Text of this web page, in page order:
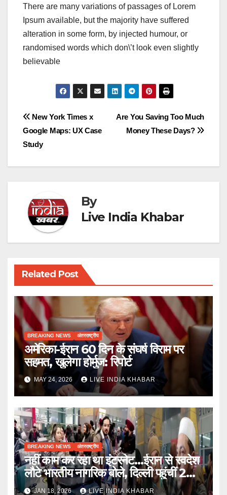
There are many variations of passages of Lorem
Ipsum available, but the majority have suffered
alteration in some form, by injected humour, or
randomised words which don\’t look even slightly
believable
Post
navigation
Are You Saving Too Much
Money These Days?
New York Times x
Google Maps: UX Case
Study
By
Live India Khabar
Related Post
BREAKING NEWS अंतरराष्ट्रीय
अमेरिका-ईरान 60 दिन के संघर्ष विराम पर
सहमत, खुलेगा होर्मुज: रिपोर्ट
MAY 24, 2026 LIVE INDIA KHABAR
BREAKING NEWS अंतरराष्ट्रीय
नहीं काम कर रहा था इंटरनेट…ईरान से स्वदेश
लौटे भारतीय नागरिक बोले, दिल्ली पहुंचीं 2
फ्लाइट्स
JAN 18, 2026 LIVE INDIA KHABAR